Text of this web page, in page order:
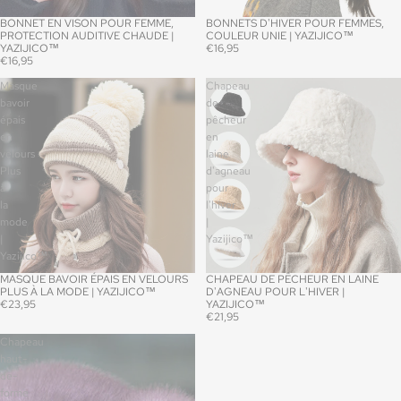
BONNET EN VISON POUR FEMME,
PROTECTION AUDITIVE CHAUDE |
YAZIJICO™
€16,95
BONNETS D'HIVER POUR FEMMES,
COULEUR UNIE | YAZIJICO™
€16,95
Masque
bavoir
épais
en
velours
mode
Yazijico™
MASQUE BAVOIR ÉPAIS EN VELOURS
PLUS À LA MODE | YAZIJICO™
€23,95
Chapeau
de
pêcheur
en
laine
d'agneau
pour
l'hiver
|
Yazijico™
CHAPEAU DE PÊCHEUR EN LAINE
D'AGNEAU POUR L'HIVER |
YAZIJICO™
€21,95
forme